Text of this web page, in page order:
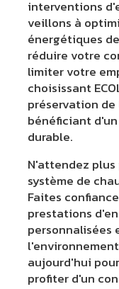
interventions
veillons à
énergétiques
réduire votre
limiter votre
choisissant
préservation
bénéficiant
durable.
N'attendez
système de
Faites
prestations
personnalisées
aujourd'hui
profiter d'un